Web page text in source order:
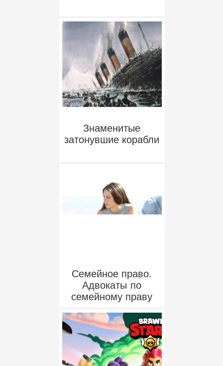
Знаменитые
затонувшие корабли
Семейное право.
Адвокаты по
семейному праву